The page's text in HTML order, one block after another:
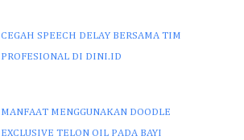
CEGAH SPEECH DELAY BERSAMA TIM
PROFESIONAL DI DINI.ID
MANFAAT MENGGUNAKAN DOODLE
EXCLUSIVE TELON OIL PADA BAYI